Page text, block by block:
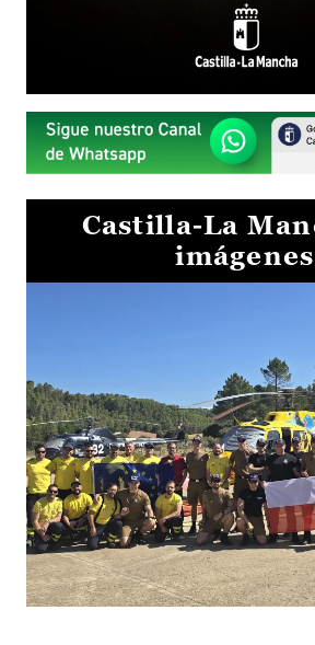
Castilla-La
imágenes